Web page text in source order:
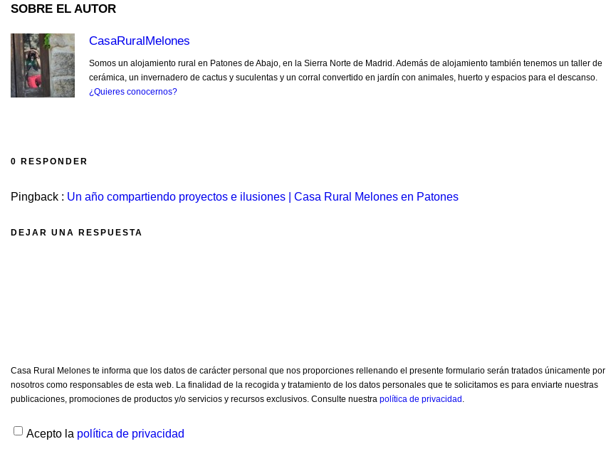
SOBRE EL AUTOR
CasaRuralMelones
Somos un alojamiento rural en Patones de Abajo, en la Sierra Norte de Madrid. Además de alojamiento también tenemos un taller de
cerámica, un invernadero de cactus y suculentas y un corral convertido en jardín con animales, huerto y espacios para el descanso.
¿Quieres conocernos?
0 RESPONDER
Pingback : Un año compartiendo proyectos e ilusiones | Casa Rural Melones en Patones
DEJAR UNA RESPUESTA
Casa Rural Melones te informa que los datos de carácter personal que nos proporciones rellenando el presente formulario serán tratados únicamente por
nosotros como responsables de esta web. La finalidad de la recogida y tratamiento de los datos personales que te solicitamos es para enviarte nuestras
publicaciones, promociones de productos y/o servicios y recursos exclusivos. Consulte nuestra política de privacidad .
Acepto la política de privacidad